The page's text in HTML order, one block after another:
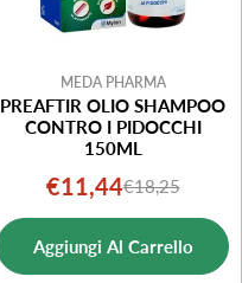
MEDA PHARMA
PREAFTIR OLIO SHAMPOO
CONTRO I PIDOCCHI
150ML
Prezzo
di
vendita
€11,44Prezzo
normale
€18,25
Aggiungi Al Carrello